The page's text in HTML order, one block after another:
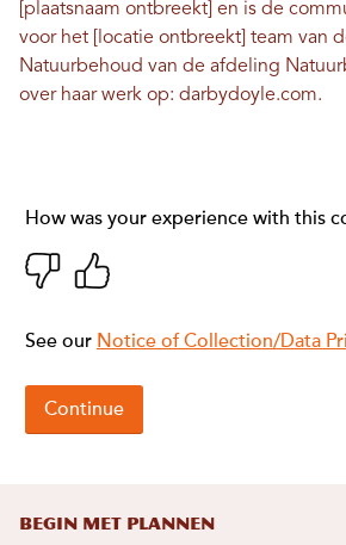
[plaatsnaam ontbreekt] en is de
voor het [locatie ontbreekt] team van
Natuurbehoud van de afdeling
over haar werk op: darbydoyle.com.
Begin met plannen